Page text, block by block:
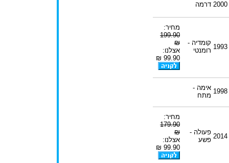
2000 דרמה
1993
קומדיה -
רומנטי
מחיר:
199.90
₪
אצלנו:
99.90 ₪
1998 אימה -
מתח
2014
פעולה -
פשע
מחיר:
179.90
₪
אצלנו:
99.90 ₪